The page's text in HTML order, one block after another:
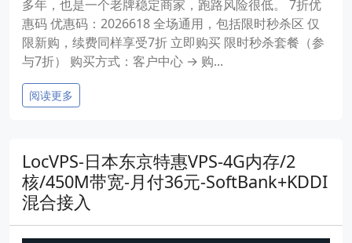
多年，也是一个老牌稳定商家，跑路风险很低。 7折优
惠码 优惠码：2026618 全场通用，包括限时秒杀区 仅
限新购，续费同样享受7折 立即购买 限时秒杀套餐（参
与7折） 购买方式：客户中心 → 购...
阅读更多
LocVPS-日本东京特惠VPS-4G内存/2
核/450M带宽-月付36元-SoftBank+KDDI
混合接入